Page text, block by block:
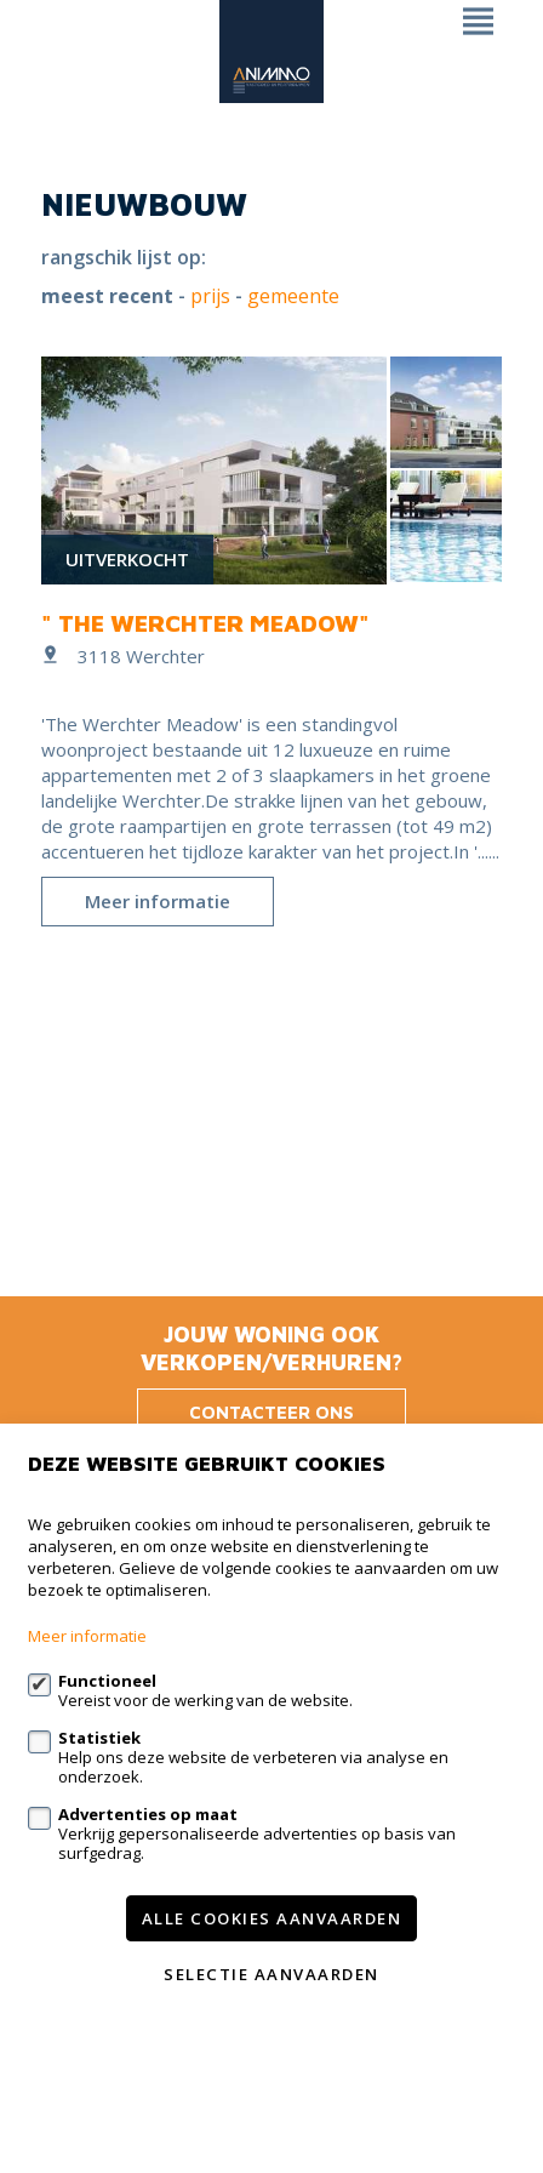
NIEUWBOUW
rangschik lijst op:
meest recent - prijs - gemeente
UITVERKOCHT
" THE WERCHTER MEADOW"
3118 Werchter
'The Werchter Meadow' is een standingvol
woonproject bestaande uit 12 luxueuze en ruime
appartementen met 2 of 3 slaapkamers in het groene
landelijke Werchter.De strakke lijnen van het gebouw,
de grote raampartijen en grote terrassen (tot 49 m2)
accentueren het tijdloze karakter van het project.In '......
Meer informatie
JOUW WONING OOK
VERKOPEN/VERHUREN?
CONTACTEER ONS
Animmo
Haachtsesteenweg 510 BUS 5
1910 Kampenhout
info@animmo.eu
Volg ons op:
Te koop Nieuwbouw
Onze diensten
DEZE WEBSITE GEBRUIKT COOKIES
We gebruiken cookies om inhoud te personaliseren, gebruik te
analyseren, en om onze website en dienstverlening te
verbeteren. Gelieve de volgende cookies te aanvaarden om uw
bezoek te optimaliseren.
Meer informatie
Functioneel
Vereist voor de werking van de website.
Statistiek
Help ons deze website de verbeteren via analyse en
onderzoek.
Advertenties op maat
Verkrijg gepersonaliseerde advertenties op basis van
surfgedrag.
ALLE COOKIES AANVAARDEN
SELECTIE AANVAARDEN